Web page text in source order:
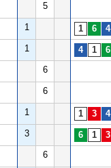
5
1
1
6
6
1
3
6